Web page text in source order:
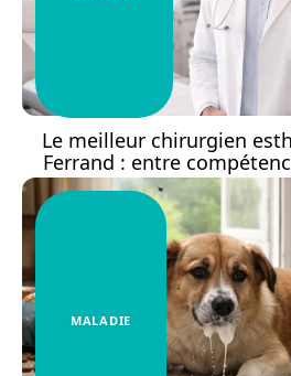
Le meilleur chirurgien
Ferrand : entre
MALADIE